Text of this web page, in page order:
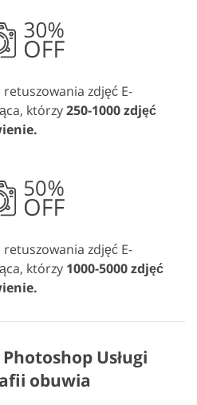
zdjęć E-
którzy250-1000 zdjęć
zdjęć E-
którzy 1000-5000 zdjęć
Usługi
obuwia